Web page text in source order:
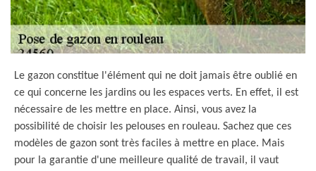
Le gazon constitue l'élément qui ne doit jamais être oublié en
ce qui concerne les jardins ou les espaces verts. En effet, il est
nécessaire de les mettre en place. Ainsi, vous avez la
possibilité de choisir les pelouses en rouleau. Sachez que ces
modèles de gazon sont très faciles à mettre en place. Mais
pour la garantie d'une meilleure qualité de travail, il vaut